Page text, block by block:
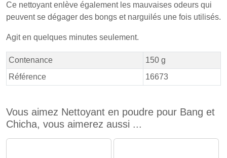
Ce nettoyant enlève également les mauvaises odeurs qui
peuvent se dégager des bongs et narguilés une fois utilisés.
Agit en quelques minutes seulement.
Contenance
150 g
Référence
16673
Vous aimez Nettoyant en poudre pour Bang et
Chicha, vous aimerez aussi ...